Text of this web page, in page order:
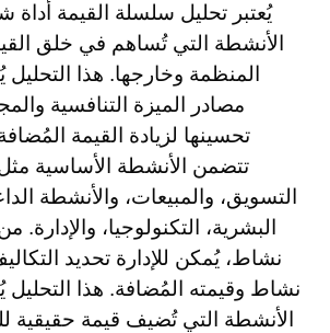
يُعتبر تحليل سلسلة القيمة أداة
الأنشطة التي تُساهم في خلق
المنظمة وخارجها. هذا
مصادر الميزة التنافسية
تحسينها لزيادة القيمة
تتضمن الأنشطة الأساسية مثل
التسويق، والمبيعات، والأنشطة
البشرية، التكنولوجيا،
نشاط، يُمكن للإدارة تحديد
نشاط وقيمته المُضافة. هذا
الأنشطة التي تُضيف قيمة حقيقية